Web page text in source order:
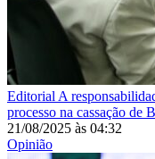
Editorial A
processo na cassação de
21/08/2025 às 04:32
Opinião